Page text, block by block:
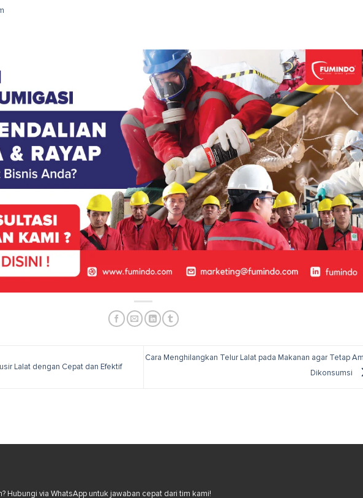
Lalat dengan Cepat dan Efektif
Cara Menghilangkan Telur Lalat pada Makanan agar Tetap
Dikonsumsi
Hubungi via WhatsApp untuk jawaban cepat dari tim kami!